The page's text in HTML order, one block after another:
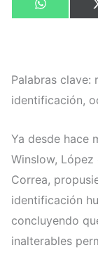
en
W
h
p
p
Palabras clave:
identificación,
Ya desde hace
Winslow, López
Correa,
identificación
concluyendo
inalterables